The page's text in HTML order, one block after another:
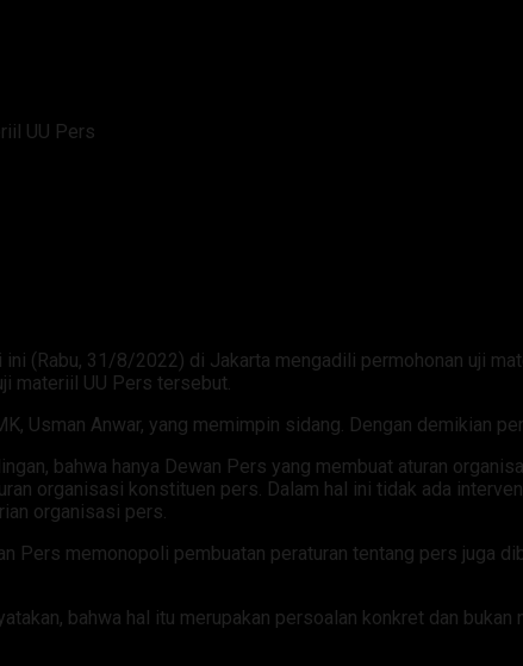
UU Pers
(Rabu, 31/8/2022) di Jakarta mengadili permohonan uji
materiil UU Pers tersebut.
Usman Anwar, yang memimpin sidang. Dengan demikian
bahwa hanya Dewan Pers yang membuat aturan
organisasi konstituen pers. Dalam hal ini tidak ada
organisasi pers.
Pers memonopoli pembuatan peraturan tentang pers juga
bahwa hal itu merupakan persoalan konkret dan